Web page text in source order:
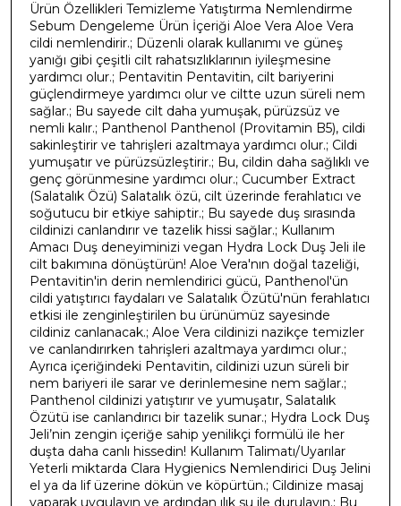
Ürün Özellikleri Temizleme Yatıştırma Nemlendirme
Sebum Dengeleme Ürün İçeriği Aloe Vera Aloe Vera
cildi nemlendirir.; Düzenli olarak kullanımı ve güneş
yanığı gibi çeşitli cilt rahatsızlıklarının iyileşmesine
yardımcı olur.; Pentavitin Pentavitin, cilt bariyerini
güçlendirmeye yardımcı olur ve ciltte uzun süreli nem
sağlar.; Bu sayede cilt daha yumuşak, pürüzsüz ve
nemli kalır.; Panthenol Panthenol (Provitamin B5), cildi
sakinleştirir ve tahrişleri azaltmaya yardımcı olur.; Cildi
yumuşatır ve pürüzsüzleştirir.; Bu, cildin daha sağlıklı ve
genç görünmesine yardımcı olur.; Cucumber Extract
(Salatalık Özü) Salatalık özü, cilt üzerinde ferahlatıcı ve
soğutucu bir etkiye sahiptir.; Bu sayede duş sırasında
cildinizi canlandırır ve tazelik hissi sağlar.; Kullanım
Amacı Duş deneyiminizi vegan Hydra Lock Duş Jeli ile
cilt bakımına dönüştürün! Aloe Vera'nın doğal tazeliği,
Pentavitin'in derin nemlendirici gücü, Panthenol'ün
cildi yatıştırıcı faydaları ve Salatalık Özütü'nün ferahlatıcı
etkisi ile zenginleştirilen bu ürünümüz sayesinde
cildiniz canlanacak.; Aloe Vera cildinizi nazikçe temizler
ve canlandırırken tahrişleri azaltmaya yardımcı olur.;
Ayrıca içeriğindeki Pentavitin, cildinizi uzun süreli bir
nem bariyeri ile sarar ve derinlemesine nem sağlar.;
Panthenol cildinizi yatıştırır ve yumuşatır, Salatalık
Özütü ise canlandırıcı bir tazelik sunar.; Hydra Lock Duş
Jeli’nin zengin içeriğe sahip yenilikçi formülü ile her
duşta daha canlı hissedin! Kullanım Talimatı/Uyarılar
Yeterli miktarda Clara Hygienics Nemlendirici Duş Jelini
el ya da lif üzerine dökün ve köpürtün.; Cildinize masaj
yaparak uygulayın ve ardından ılık su ile durulayın.; Bu